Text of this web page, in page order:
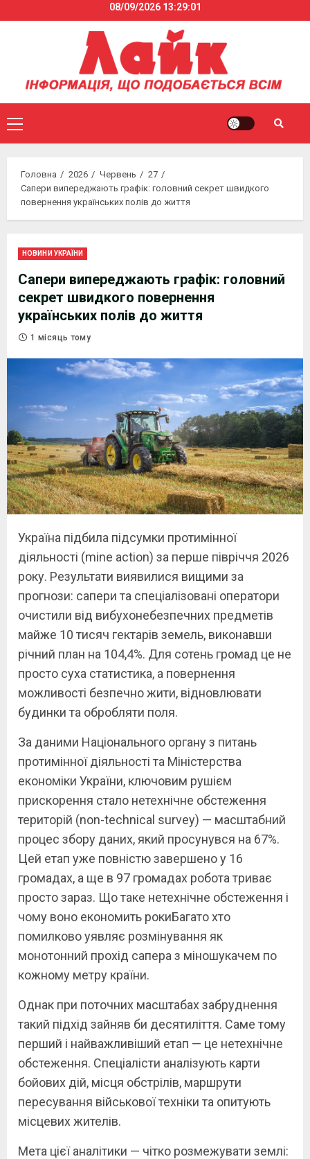
to
08/09/2026 13:29:01
Primary
Menu
Головна 2026 Червень
27
Сапери випереджають графік: головний секрет швидкого
повернення українських полів до життя
НОВИНИ УКРАЇНИ
Сапери випереджають графік: головний
секрет швидкого повернення
українських полів до життя
1 місяць тому
Україна підбила підсумки протимінної
діяльності (mine action) за перше півріччя 2026
року. Результати виявилися вищими за
прогнози: сапери та спеціалізовані оператори
очистили від вибухонебезпечних предметів
майже 10 тисяч гектарів земель, виконавши
річний план на 104,4%. Для сотень громад це не
просто суха статистика, а повернення
можливості безпечно жити, відновлювати
будинки та обробляти поля.
За даними Національного органу з питань
протимінної діяльності та Міністерства
економіки України, ключовим рушієм
прискорення стало нетехнічне обстеження
територій (non-technical survey) — масштабний
процес збору даних, який просунувся на 67%.
Цей етап уже повністю завершено у 16
громадах, а ще в 97 громадах робота триває
просто зараз. Що таке нетехнічне обстеження і
чому воно економить рокиБагато хто
помилково уявляє розмінування як
монотонний прохід сапера з міношукачем по
кожному метру країни.
Однак при поточних масштабах забруднення
такий підхід зайняв би десятиліття. Саме тому
перший і найважливіший етап — це нетехнічне
обстеження. Спеціалісти аналізують карти
бойових дій, місця обстрілів, маршрути
пересування військової техніки та опитують
місцевих жителів.
Мета цієї аналітики — чітко розмежувати землі: